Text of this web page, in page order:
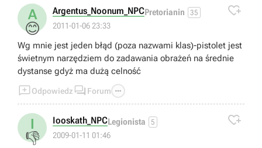
A
😊
Argentus_Noonum_NPCPretorianin 35
2011-01-06 23:33

Wg mnie jest jeden błąd (poza nazwami klas)-pistolet jest
świetnym narzędziem do zadawania obrażeń na średnie
dystanse gdyż ma dużą celność
Odpowiedz  Forum 
I
👎
Iooskath_NPCLegionista 5
2009-01-11 01:46
